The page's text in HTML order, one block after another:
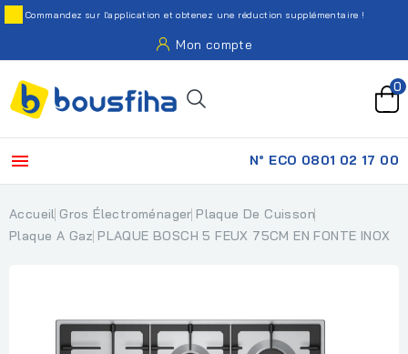
Commandez sur l'application et obtenez une réduction supplémentaire !
Mon compte
0
 N° ECO 0801 02 17 00
Accueil Gros Électroménager Plaque De Cuisson
Plaque A Gaz PLAQUE BOSCH 5 FEUX 75CM EN FONTE INOX